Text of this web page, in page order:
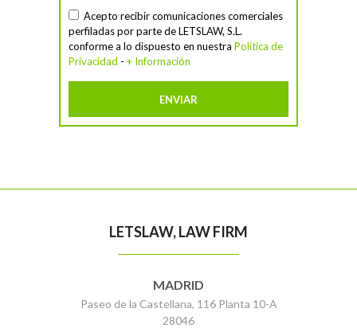
Acepto recibir comunicaciones comerciales
perfiladas por parte de LETSLAW, S.L.
conforme a lo dispuesto en nuestra Política de
Privacidad - + Información
LETSLAW, LAW FIRM
MADRID
Paseo de la Castellana, 116 Planta 10-A
28046